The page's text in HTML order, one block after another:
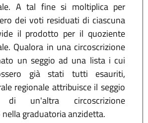
A tal fine si moltiplica per
dei voti residuati di ciascuna
il prodotto per il quoziente
Qualora in una circoscrizione
un seggio ad una lista i cui
già stati tutti esauriti,
regionale attribuisce il seggio
un'altra circoscrizione
graduatoria anzidetta.